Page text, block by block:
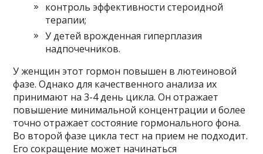
контроль эффективности стероидной
терапии;
У детей врожденная гиперплазия
надпочечников.
У женщин этот гормон повышен в лютеиновой
фазе. Однако для качественного анализа их
принимают на 3-4 день цикла. Он отражает
повышение минимальной концентрации и более
точно отражает состояние гормонального фона.
Во второй фазе цикла тест на прием не подходит.
Его сокращение может начинаться